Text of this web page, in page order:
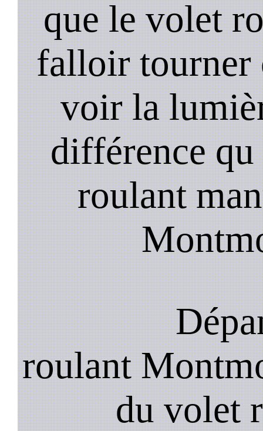
que le volet
falloir tourner
voir la
différence
roulant
roulant
du volet